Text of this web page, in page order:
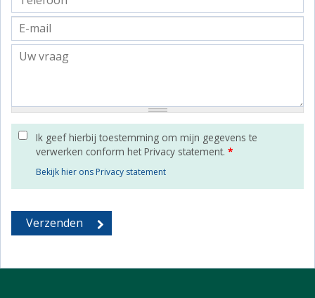
Ik geef hierbij toestemming om mijn gegevens te
verwerken conform het Privacy statement. *
Bekijk hier ons Privacy statement